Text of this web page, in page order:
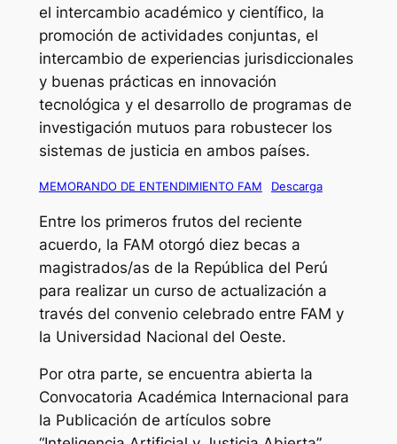
el intercambio académico y científico, la
promoción de actividades conjuntas, el
intercambio de experiencias jurisdiccionales
y buenas prácticas en innovación
tecnológica y el desarrollo de programas de
investigación mutuos para robustecer los
sistemas de justicia en ambos países.
MEMORANDO DE ENTENDIMIENTO FAM Descarga
Entre los primeros frutos del reciente
acuerdo, la FAM otorgó diez becas a
magistrados/as de la República del Perú
para realizar un curso de actualización a
través del convenio celebrado entre FAM y
la Universidad Nacional del Oeste.
Por otra parte, se encuentra abierta la
Convocatoria Académica Internacional para
la Publicación de artículos sobre